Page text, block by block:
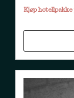
Kjøp